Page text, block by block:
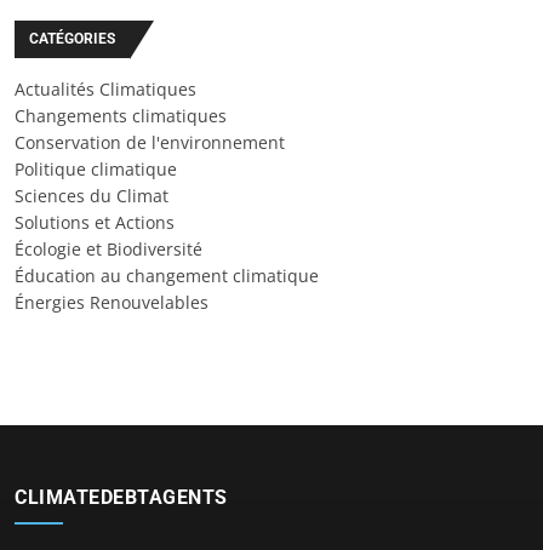
CATÉGORIES
Actualités Climatiques
Changements climatiques
Conservation de l'environnement
Politique climatique
Sciences du Climat
Solutions et Actions
Écologie et Biodiversité
Éducation au changement climatique
Énergies Renouvelables
CLIMATEDEBTAGENTS